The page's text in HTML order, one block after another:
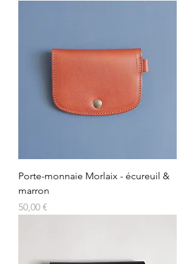
Porte-monnaie Morlaix - écureuil &
marron
Prix
50,00 €